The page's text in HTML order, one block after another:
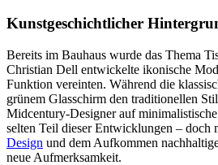
Kunstgeschichtlicher
Bereits im Bauhaus wurde das Thema
Christian Dell entwickelte ikonische
Funktion vereinten. Während die
grünem Glasschirm den traditionellen
Midcentury-Designer auf
selten Teil dieser Entwicklungen – doch
Design und dem Aufkommen
neue Aufmerksamkeit.